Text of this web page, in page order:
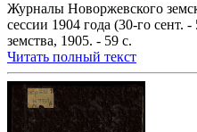
Журналы Новоржевского
сессии 1904 года (30-го сент.
земства, 1905. - 59 с.
Читать полный текст